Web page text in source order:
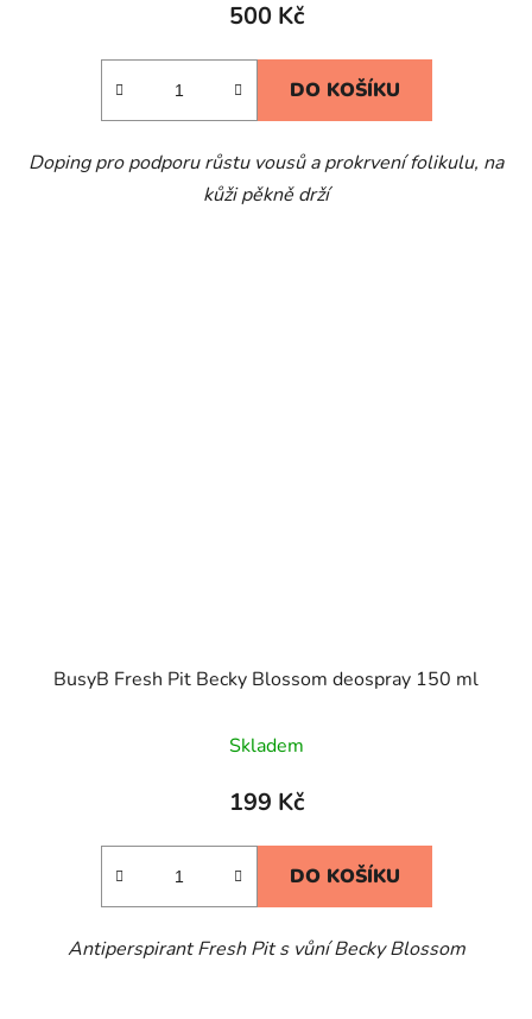
500 Kč
DO KOŠÍKU
Doping pro podporu růstu vousů a prokrvení folikulu, na
kůži pěkně drží
BusyB Fresh Pit Becky Blossom deospray 150 ml
Skladem
199 Kč
DO KOŠÍKU
Antiperspirant Fresh Pit s vůní Becky Blossom